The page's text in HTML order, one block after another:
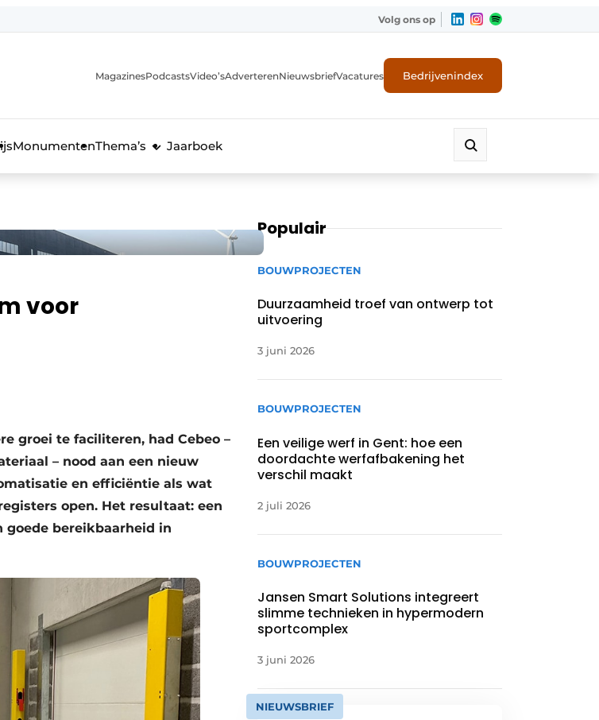
Volg ons op
MagazinesPodcastsVideo’sAdverterenNieuwsbriefVacatures Bedrijvenindex
MonumentenThema’s Jaarboek
voor
groei te faciliteren, had Cebeo –
– nood aan een nieuw
en efficiëntie als wat
open. Het resultaat: een
bereikbaarheid in
Populair
BOUWPROJECTEN
Duurzaamheid troef van ontwerp tot
uitvoering
3 juni 2026
BOUWPROJECTEN
Een veilige werf in Gent: hoe een
doordachte werfafbakening het
verschil maakt
2 juli 2026
BOUWPROJECTEN
Jansen Smart Solutions integreert
slimme technieken in hypermodern
sportcomplex
3 juni 2026
NIEUWSBRIEF